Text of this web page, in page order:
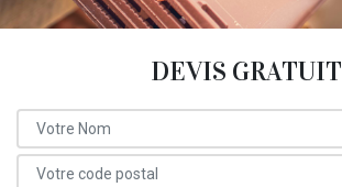
DEVIS GRATUIT